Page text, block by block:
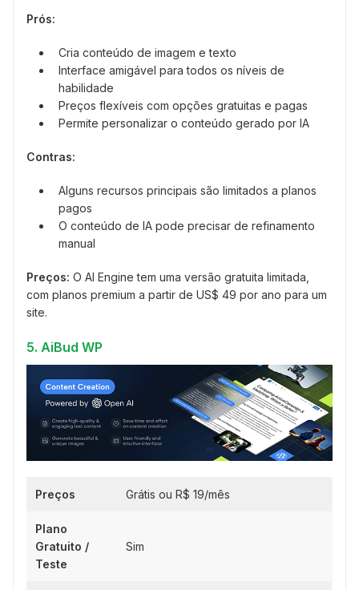
Prós:
Cria conteúdo de imagem e texto
Interface amigável para todos os níveis de
habilidade
Preços flexíveis com opções gratuitas e pagas
Permite personalizar o conteúdo gerado por IA
Contras:
Alguns recursos principais são limitados a planos
pagos
O conteúdo de IA pode precisar de refinamento
manual
Preços: O AI Engine tem uma versão gratuita limitada,
com planos premium a partir de US$ 49 por ano para um
site.
5. AiBud WP
Preços Grátis ou R$ 19/mês
Plano
Gratuito /
Teste
Sim